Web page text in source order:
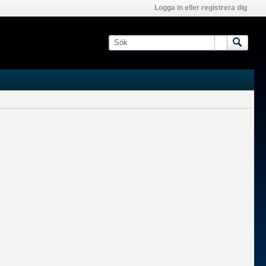
Logga in eller registrera dig